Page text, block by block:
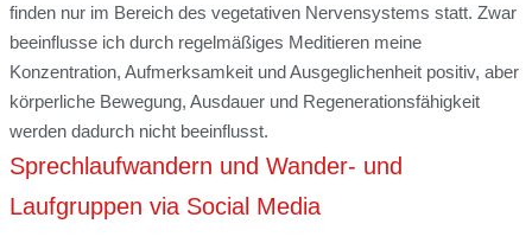
finden nur im Bereich des vegetativen Nervensystems statt. Zwar
beeinflusse ich durch regelmäßiges Meditieren meine
Konzentration, Aufmerksamkeit und Ausgeglichenheit positiv, aber
körperliche Bewegung, Ausdauer und Regenerationsfähigkeit
werden dadurch nicht beeinflusst.
Sprechlaufwandern und Wander- und
Laufgruppen via Social Media